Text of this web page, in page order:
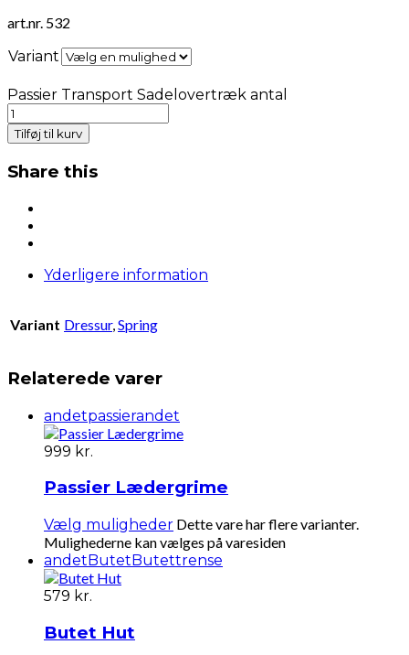
art.nr. 532
Variant
Passier Transport Sadelovertræk antal
Tilføj til kurv
Share this
Yderligere information
Variant Dressur,Spring
Relaterede varer
andetpassierandet
999 kr.
Passier Lædergrime
Vælg muligheder Dette vare har flere varianter.
Mulighederne kan vælges på varesiden
andet Butet Butettrense
579 kr.
Butet Hut